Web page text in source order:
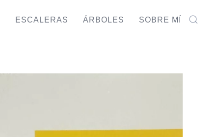
ESCALERAS ÁRBOLES SOBRE MÍ